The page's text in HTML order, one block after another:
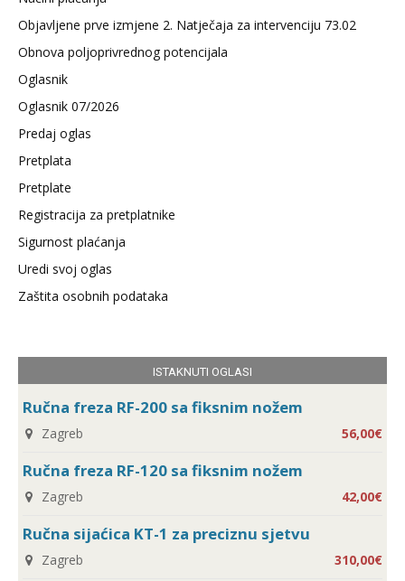
Objavljene prve izmjene 2. Natječaja za intervenciju 73.02
Obnova poljoprivrednog potencijala
Oglasnik
Oglasnik 07/2026
Predaj oglas
Pretplata
Pretplate
Registracija za pretplatnike
Sigurnost plaćanja
Uredi svoj oglas
Zaštita osobnih podataka
ISTAKNUTI OGLASI
Ručna freza RF-200 sa fiksnim nožem
Zagreb 56,00€
Ručna freza RF-120 sa fiksnim nožem
Zagreb 42,00€
Ručna sijaćica KT-1 za preciznu sjetvu
Zagreb 310,00€